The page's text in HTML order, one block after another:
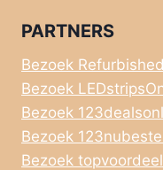
PARTNERS
Bezoek
Bezoek
Bezoek
Bezoek
Bezoek